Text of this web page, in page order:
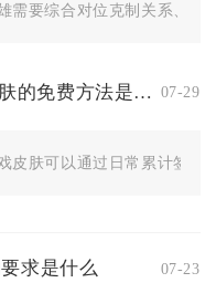
需要综合对位克制关系、团
得到火影忍者游戏皮肤的免费方法是什么 07-29
皮肤可以通过日常累计签到
求是什么 07-23